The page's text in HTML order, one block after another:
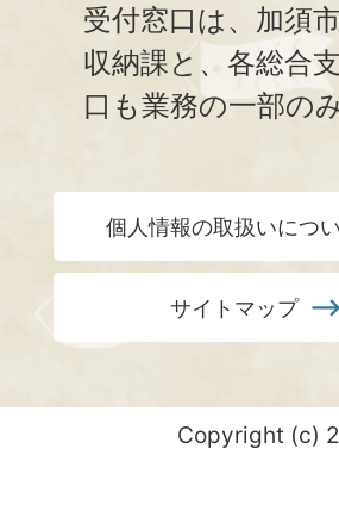
受付窓口は、加須
収納課と、 各総合
口も業務の一部のみ
個人情報の取扱いにつ
サイトマップ
Copyright (c)